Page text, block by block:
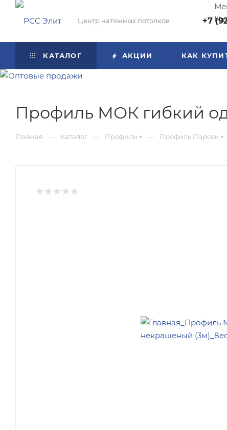
Центр натяжных потолков +7
КАТАЛОГ АКЦИИ КАК
Профиль МОК гибкий
Главная — Каталог — Профили — Профиль Парсек